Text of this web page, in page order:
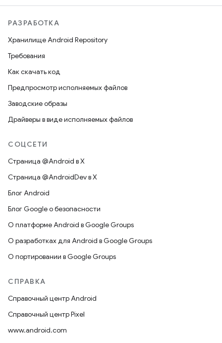
РАЗРАБОТКА
Хранилище Android Repository
Требования
Как скачать код
Предпросмотр исполняемых файлов
Заводские образы
Драйверы в виде исполняемых файлов
СОЦСЕТИ
Страница @Android в X
Страница @AndroidDev в X
Блог Android
Блог Google о безопасности
О платформе Android в Google Groups
О разработках для Android в Google Groups
О портировании в Google Groups
СПРАВКА
Справочный центр Android
Справочный центр Pixel
www.android.com